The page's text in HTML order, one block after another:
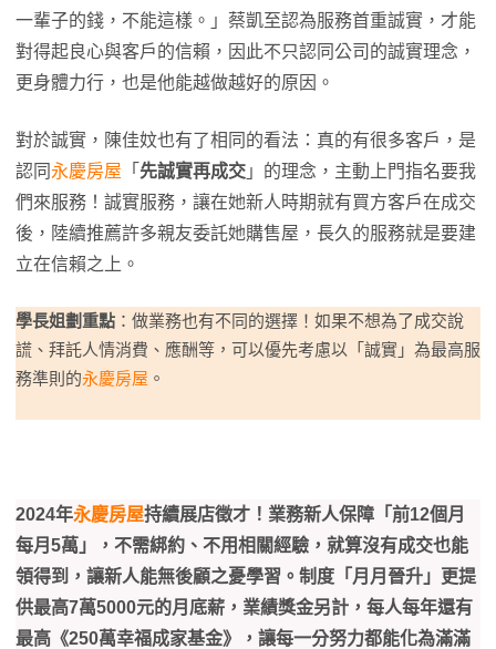
一輩子的錢，不能這樣。」蔡凱至認為服務首重誠實，才能
對得起良心與客戶的信賴，因此不只認同公司的誠實理念，
更身體力行，也是他能越做越好的原因。
對於誠實，陳佳妏也有了相同的看法：真的有很多客戶，是
認同永慶房屋 「 先誠實再成交 」的理念，主動上門指名要我
們來服務！誠實服務，讓在她新人時期就有買方客戶在成交
後，陸續推薦許多親友委託她購售屋，長久的服務就是要建
立在信賴之上。
學長姐劃重點 ：做業務也有不同的選擇！如果不想為了成交說
謊、拜託人情消費、應酬等，可以優先考慮以「誠實」為最高服
務準則的永慶房屋 。
2024年永慶房屋持續展店徵才！業務新人保障「前12個月
每月5萬」，不需綁約、不用相關經驗，就算沒有成交也能
領得到，讓新人能無後顧之憂學習。制度「月月晉升」更提
供最高7萬5000元的月底薪，業績獎金另計，每人每年還有
最高《250萬幸福成家基金》，讓每一分努力都能化為滿滿